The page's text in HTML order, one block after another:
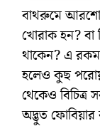
বাথরুমে
খোরাক হন? বা
থাকেন? এ রকম
হলেও কুছ
থেকেও
অদ্ভুত